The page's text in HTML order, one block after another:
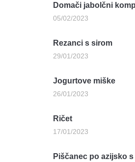
Domači jabolčni
05/02/2023
Rezanci s sirom
29/01/2023
Jogurtove miške
26/01/2023
Ričet
17/01/2023
Piščanec po azijsko